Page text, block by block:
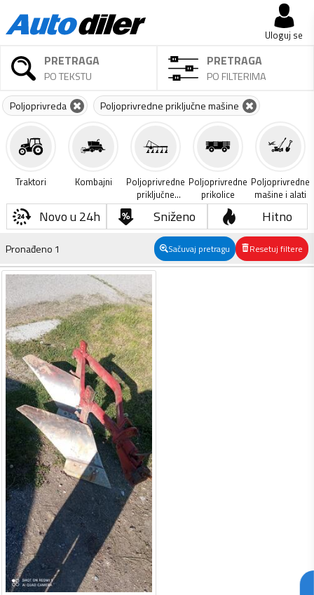
Uloguj se
PRETRAGA
PO TEKSTU
PRETRAGA
PO FILTERIMA
Poljoprivreda Poljoprivredne priključne mašine
Traktori Kombajni
Poljoprivredne
priključne
mašine
Poljoprivredne
prikolice
Poljoprivredne
mašine i alati
Novo u 24h Sniženo Hitno
Pronađeno 1 Sačuvaj pretragu Resetuj filtere